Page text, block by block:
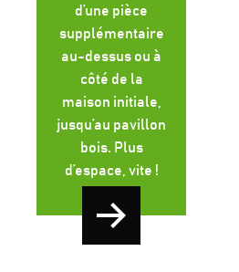
d’une pièce
supplémentaire
au-dessus ou à
côté de la
maison initiale,
jusqu’au pavillon
bois. Plus
d’espace, vite !